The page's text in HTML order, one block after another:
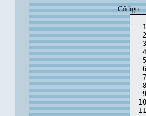
Código